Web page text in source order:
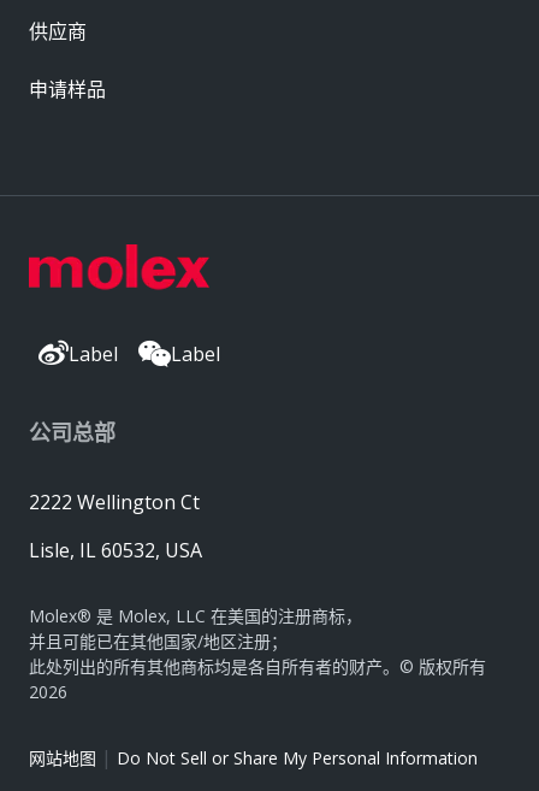
Label Label
公司总部
2222 Wellington Ct
Lisle, IL 60532, USA
Molex® 是 Molex, LLC 在美国的注册商标，
并且可能已在其他国家/地区注册；
此处列出的所有其他商标均是各自所有者的财产。© 版权所有
2026
网站地图 | Do Not Sell or Share My Personal Information
供应商
申请样品